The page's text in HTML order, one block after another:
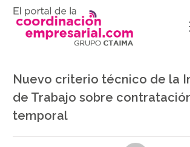
Nuevo criterio técnico de la
de Trabajo sobre
temporal